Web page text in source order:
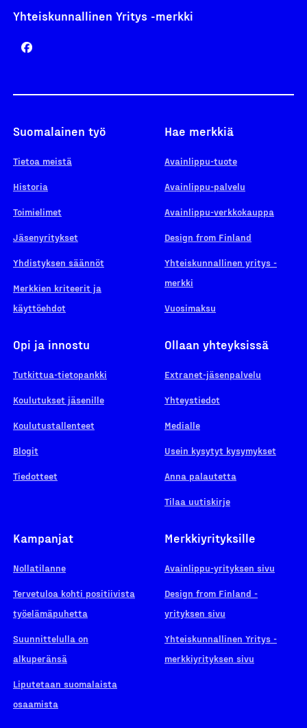
Yhteiskunnallinen Yritys -merkki
Suomalainen työ
Tietoa meistä
Historia
Toimielimet
Jäsenyritykset
Yhdistyksen säännöt
Merkkien kriteerit ja
käyttöehdot
Hae merkkiä
Avainlippu-tuote
Avainlippu-palvelu
Avainlippu-verkkokauppa
Design from Finland
Yhteiskunnallinen yritys -
merkki
Vuosimaksu
Opi ja innostu
Tutkittua-tietopankki
Koulutukset jäsenille
Koulutustallenteet
Blogit
Tiedotteet
Ollaan yhteyksissä
Extranet-jäsenpalvelu
Yhteystiedot
Medialle
Usein kysytyt kysymykset
Anna palautetta
Tilaa uutiskirje
Kampanjat
Nollatilanne
Tervetuloa kohti positiivista
työelämäpuhetta
Suunnittelulla on
alkuperänsä
Liputetaan suomalaista
osaamista
Merkkiyrityksille
Avainlippu-yrityksen sivu
Design from Finland -
yrityksen sivu
Yhteiskunnallinen Yritys -
merkkiyrityksen sivu